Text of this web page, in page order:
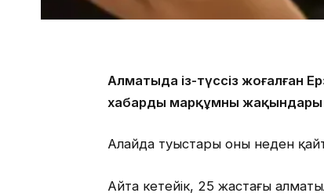
Алматыда із-түссіз жоғалған
хабарды марқұмның жақындары
Алайда туыстары оның неден
Айта кетейік, 25 жастағы